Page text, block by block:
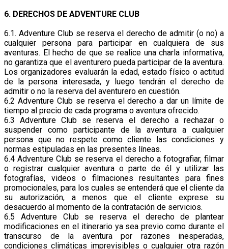
6. DERECHOS DE ADVENTURE CLUB
6.1. Adventure Club se reserva el derecho de admitir (o no) a
cualquier persona para participar en cualquiera de sus
aventuras. El hecho de que se realice una charla informativa,
no garantiza que el aventurero pueda participar de la aventura.
Los organizadores evaluarán la edad, estado físico o actitud
de la persona interesada, y luego tendrán el derecho de
admitir o no la reserva del aventurero en cuestión.
6.2 Adventure Club se reserva el derecho a dar un límite de
tiempo al precio de cada programa o aventura ofrecido.
6.3 Adventure Club se reserva el derecho a rechazar o
suspender como participante de la aventura a cualquier
persona que no respete como cliente las condiciones y
normas estipuladas en las presentes líneas.
6.4 Adventure Club se reserva el derecho a fotografiar, filmar
o registrar cualquier aventura o parte de él y utilizar las
fotografías, videos o filmaciones resultantes para fines
promocionales, para los cuales se entenderá que el cliente da
su autorización, a menos que el cliente exprese su
desacuerdo al momento de la contratación de servicios.
6.5 Adventure Club se reserva el derecho de plantear
modificaciones en el itinerario ya sea previo como durante el
transcurso de la aventura por razones inesperadas,
condiciones climáticas imprevisibles o cualquier otra razón